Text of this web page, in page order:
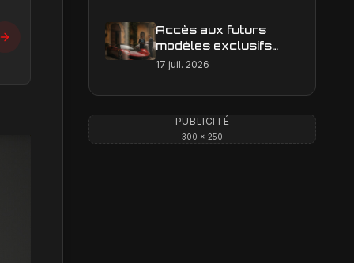
Accès aux futurs
modèles exclusifs
Ferrari : l'achat
est-il une réalité ?
17 juil. 2026
PUBLICITÉ
300 × 250